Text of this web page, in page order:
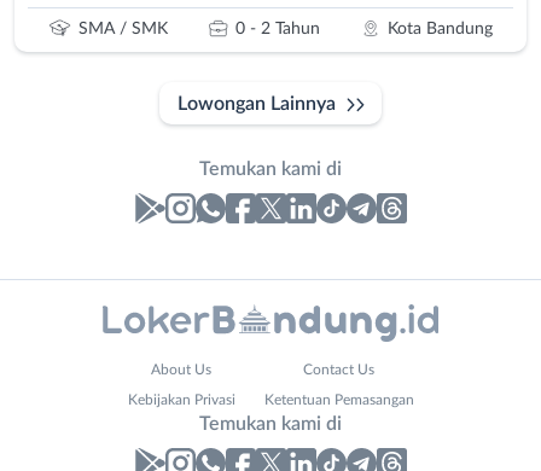
SMA / SMK 0 - 2 Tahun Kota Bandung
Lowongan Lainnya
Temukan kami di
Lowongan
About Us Contact Us
Kebijakan Privasi Ketentuan Pemasangan
Temukan kami di